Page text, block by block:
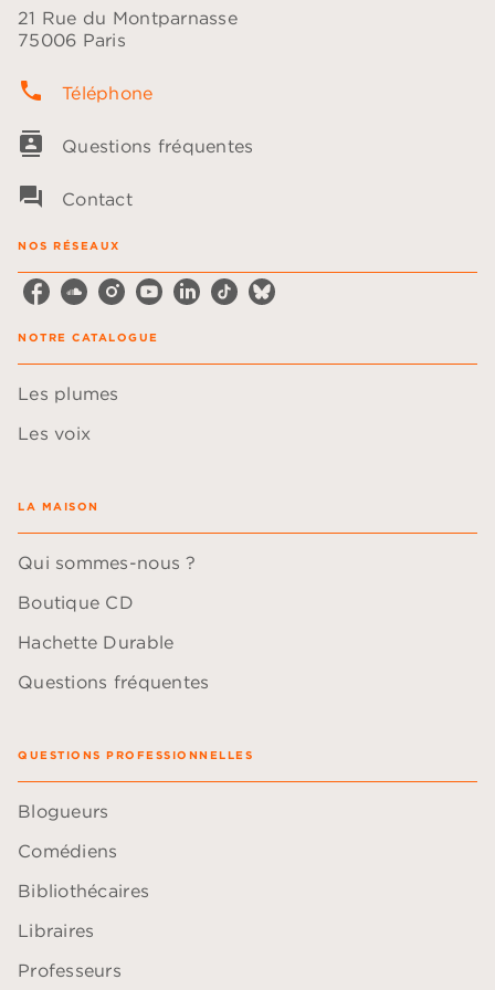
21 Rue du Montparnasse
75006 Paris
phone Téléphone
contacts Questions fréquentes
question_answer Contact
NOS RÉSEAUX
NOTRE CATALOGUE
Les plumes
Les voix
LA MAISON
Qui sommes-nous ?
Boutique CD
Hachette Durable
Questions fréquentes
QUESTIONS PROFESSIONNELLES
Blogueurs
Comédiens
Bibliothécaires
Libraires
Professeurs